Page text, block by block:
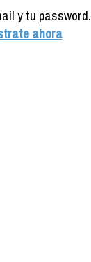
y tu password.
ahora